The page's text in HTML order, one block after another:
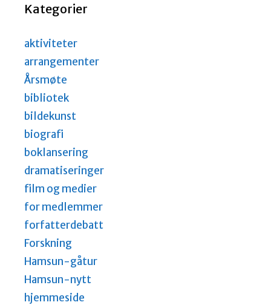
Kategorier
aktiviteter
arrangementer
Årsmøte
bibliotek
bildekunst
biografi
boklansering
dramatiseringer
film og medier
for medlemmer
forfatterdebatt
Forskning
Hamsun-gåtur
Hamsun-nytt
hjemmeside